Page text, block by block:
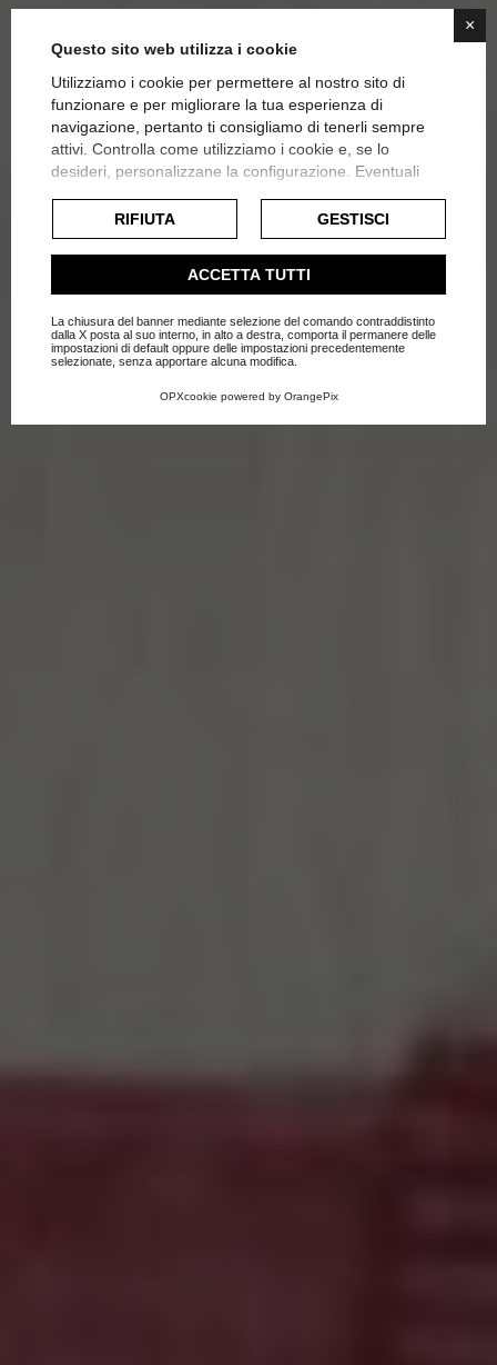
×
Questo sito web utilizza i cookie
Utilizziamo i cookie per permettere al nostro sito di
funzionare e per migliorare la tua esperienza di
navigazione, pertanto ti consigliamo di tenerli sempre
attivi. Controlla come utilizziamo i cookie e, se lo
desideri, personalizzane la configurazione. Eventuali
esclusivamente previa acquisizione del consenso
dell'utente.
Consulta l'informativa cookie completa.
RIFIUTA GESTISCI
ACCETTA TUTTI
La chiusura del banner mediante selezione del comando contraddistinto
dalla X posta al suo interno, in alto a destra, comporta il permanere delle
impostazioni di default oppure delle impostazioni precedentemente
selezionate, senza apportare alcuna modifica.
OPXcookie powered by OrangePix
Come arredare la
cameretta: idee e
suggerimenti.
Home Blog Camerette